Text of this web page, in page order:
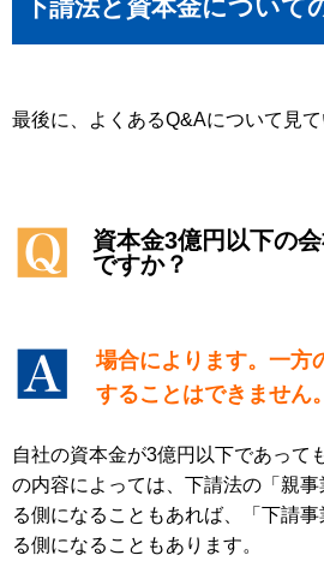
下請法と資本金について
最後に、よくあるQ&Aについて見て
資本金3億円以下の
ですか？
場合によります。一方
することはできません。
自社の資本金が3億円以下であって
の内容によっては、下請法の「親
る側になることもあれば、「下請
る側になることもあります。